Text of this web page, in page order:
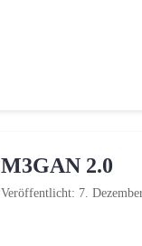
M3GAN 2.0
Veröffentlicht: 7.